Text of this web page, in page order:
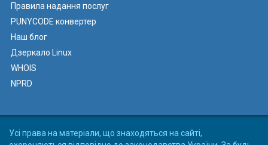
Правила надання послуг
PUNYCODE конвертер
Наш блог
Дзеркало Linux
WHOIS
NPRD
Усі права на матеріали, що знаходяться на сайті,